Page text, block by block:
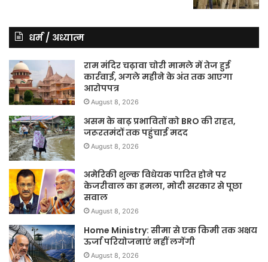
धर्म / अध्यात्म
राम मंदिर चढ़ावा चोरी मामले में तेज हुई
कार्रवाई, अगले महीने के अंत तक आएगा
आरोपपत्र
August 8, 2026
असम के बाढ़ प्रभावितों को BRO की राहत,
जरूरतमंदों तक पहुंचाई मदद
August 8, 2026
अमेरिकी शुल्क विधेयक पारित होने पर
केजरीवाल का हमला, मोदी सरकार से पूछा
सवाल
August 8, 2026
Home Ministry: सीमा से एक किमी तक अक्षय
ऊर्जा परियोजनाएं नहीं लगेंगी
August 8, 2026